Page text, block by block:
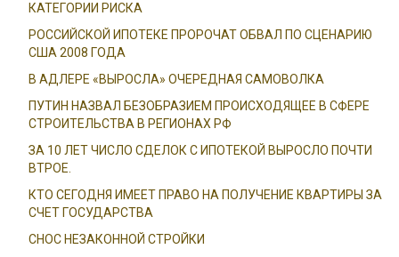
КАТЕГОРИИ РИСКА
РОССИЙСКОЙ ИПОТЕКЕ ПРОРОЧАТ ОБВАЛ ПО СЦЕНАРИЮ
США 2008 ГОДА
В АДЛЕРЕ «ВЫРОСЛА» ОЧЕРЕДНАЯ САМОВОЛКА
ПУТИН НАЗВАЛ БЕЗОБРАЗИЕМ ПРОИСХОДЯЩЕЕ В СФЕРЕ
СТРОИТЕЛЬСТВА В РЕГИОНАХ РФ
ЗА 10 ЛЕТ ЧИСЛО СДЕЛОК С ИПОТЕКОЙ ВЫРОСЛО ПОЧТИ
ВТРОЕ.
КТО СЕГОДНЯ ИМЕЕТ ПРАВО НА ПОЛУЧЕНИЕ КВАРТИРЫ ЗА
СЧЕТ ГОСУДАРСТВА
СНОС НЕЗАКОННОЙ СТРОЙКИ